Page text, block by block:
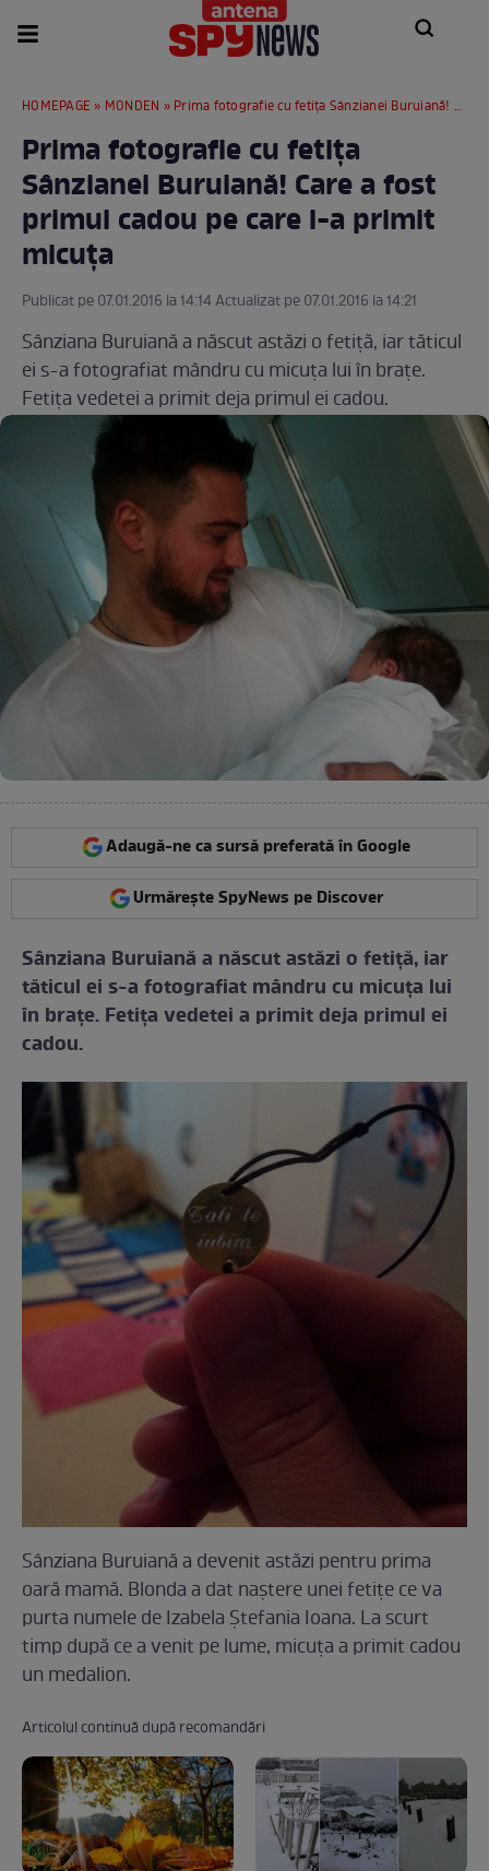
HOMEPAGE » MONDEN » Prima fotografie cu fetiţa Sânzianei Buruiană! Care a fost primul cadou pe care l-a primit micuţa
Prima fotografie cu fetiţa
Sânzianei Buruiană! Care a fost
primul cadou pe care l-a primit
micuţa
Publicat pe 07.01.2016 la 14:14 Actualizat pe 07.01.2016 la 14:21
Sânziana Buruiană a născut astăzi o fetiţă, iar tăticul
ei s-a fotografiat mândru cu micuţa lui în braţe.
Fetiţa vedetei a primit deja primul ei cadou.
Adaugă-ne ca sursă preferată în Google
Urmărește SpyNews pe Discover
Sânziana Buruiană a născut astăzi o fetiţă, iar
tăticul ei s-a fotografiat mândru cu micuţa lui
în braţe. Fetiţa vedetei a primit deja primul ei
cadou.
Sânziana Buruiană a devenit astăzi pentru prima
oară mamă. Blonda a dat naştere unei fetiţe ce va
purta numele de Izabela Ştefania Ioana. La scurt
timp după ce a venit pe lume, micuţa a primit cadou
un medalion.
Articolul continuă după recomandări